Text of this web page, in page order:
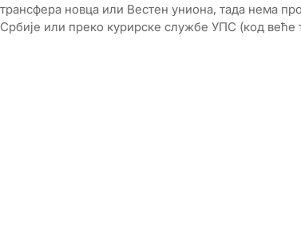
трансфера новца или Вестен униона, тада нема
Србије или преко курирске службе УПС (код веће